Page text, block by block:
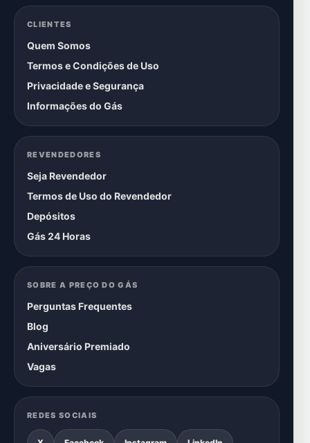
CLIENTES
Quem Somos
Termos e Condições de Uso
Privacidade e Segurança
Informações do Gás
REVENDEDORES
Seja Revendedor
Termos de Uso do Revendedor
Depósitos
Gás 24 Horas
SOBRE A PREÇO DO GÁS
Perguntas Frequentes
Blog
Aniversário Premiado
Vagas
REDES SOCIAIS